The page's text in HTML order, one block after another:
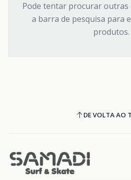
Pode tentar procurar outras
a barra de pesquisa para
produtos.
DE VOLTA AO